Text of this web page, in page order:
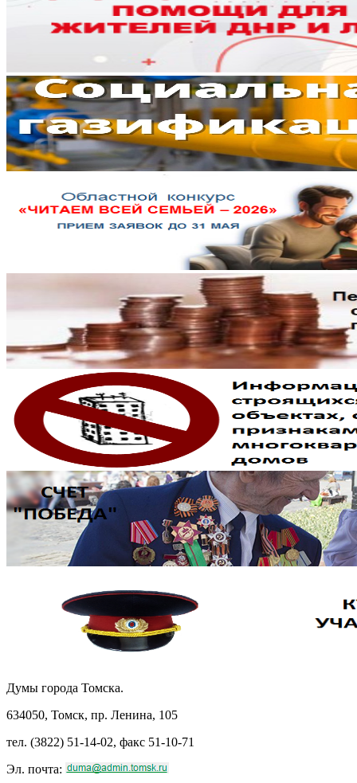
Думы города Томска.
634050, Томск, пр. Ленина, 105
тел. (3822) 51-14-02, факс 51-10-71
Эл. почта: